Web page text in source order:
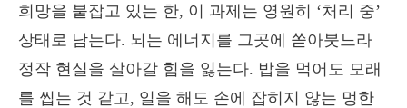
희망을 붙잡고 있는 한, 이 과제는 영원히 ‘처리 중’
상태로 남는다. 뇌는 에너지를 그곳에 쏟아붓느라
정작 현실을 살아갈 힘을 잃는다. 밥을 먹어도 모래
를 씹는 것 같고, 일을 해도 손에 잡히지 않는 멍한